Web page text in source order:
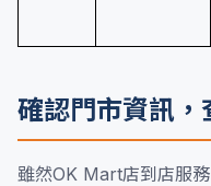
確認門市資訊，
雖然OK Mart店到店服